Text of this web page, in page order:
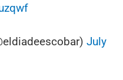
July